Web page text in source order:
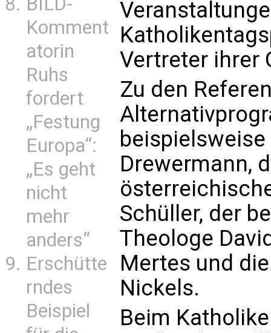
Komment
atorin
Ruhs
fordert
„Festung
Europa“:
„Es geht
nicht
mehr
anders“
Erschütte
rndes
Beispiel
Vertreter ihrer
Zu den
Drewermann,
Schüller, der
Theologe
Mertes und
Nickels.
Beim